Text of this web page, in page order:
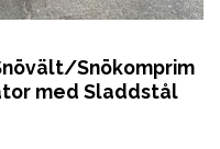
Snökomprim
med Sladdstål